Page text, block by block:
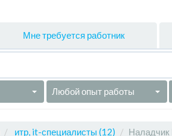
Мне требуется работник
Любой опыт работы
итр, it-специалисты (12)